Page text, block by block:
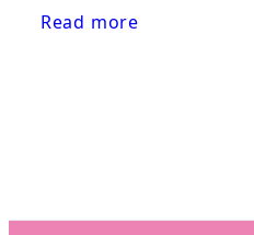
out of 5
Read more